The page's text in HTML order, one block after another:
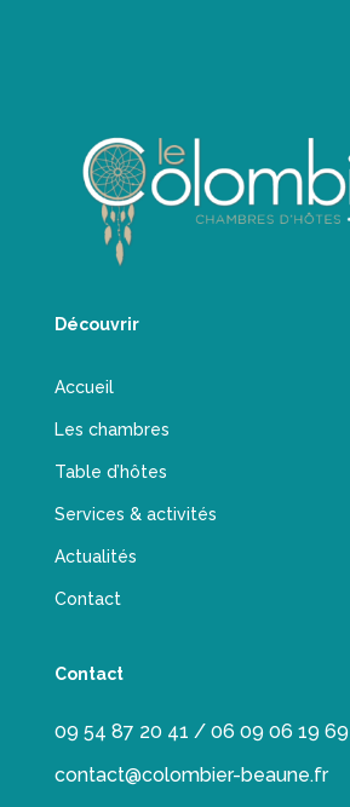
Découvrir
Accueil
Les chambres
Table d’hôtes
Services & activités
Actualités
Contact
Contact
09 54 87 20 41 / 06 09 06 19 69
contact@colombier-beaune.fr